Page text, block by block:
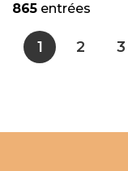
865 entrées
1 2 3